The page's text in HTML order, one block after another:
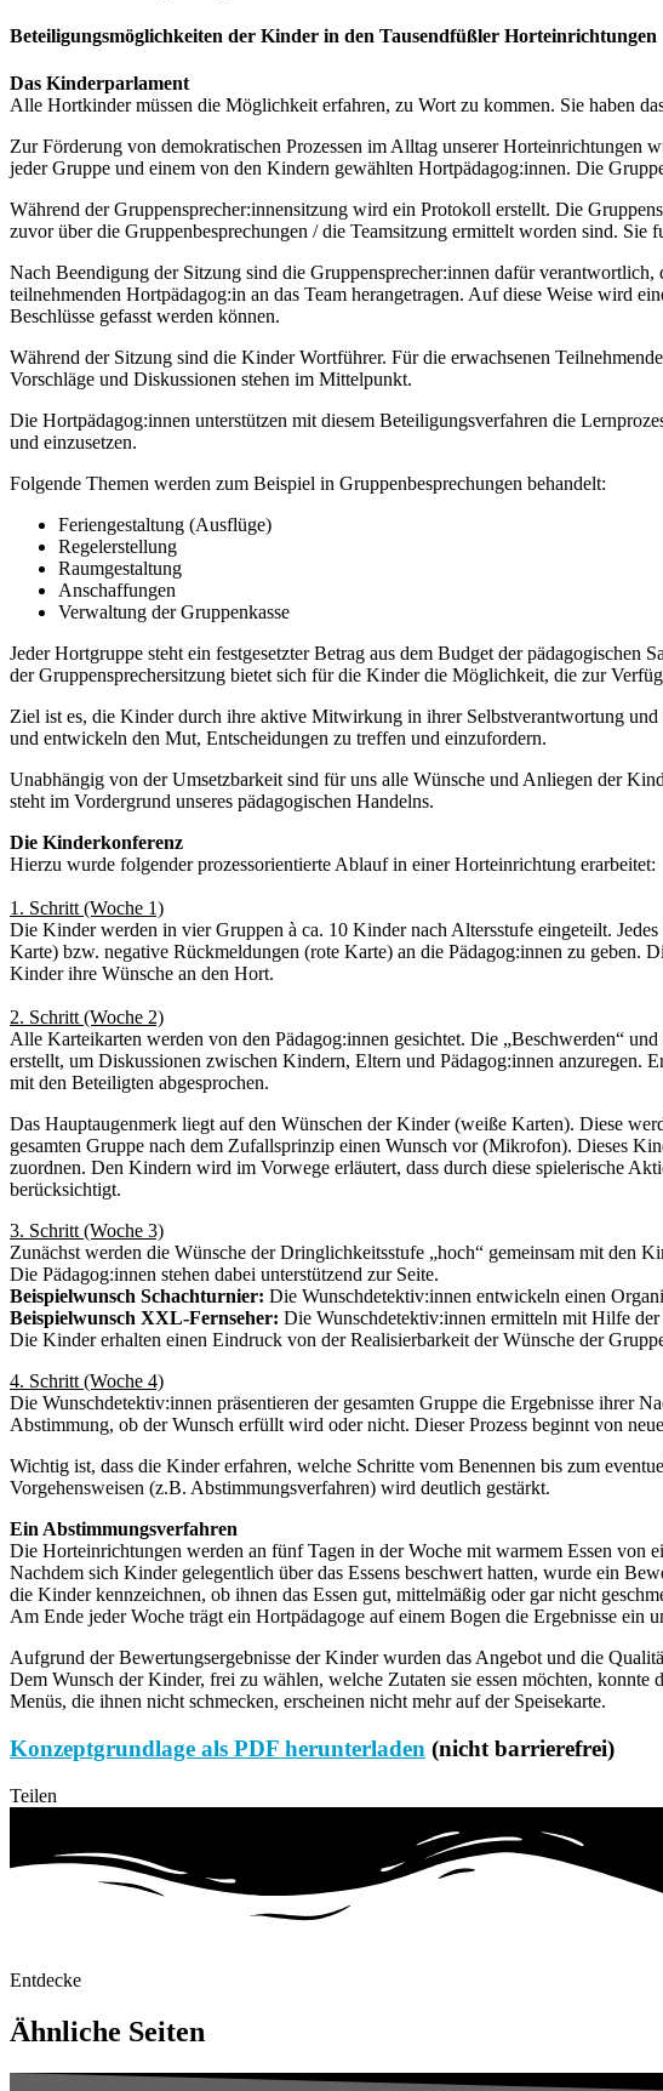
Beteiligungsmöglichkeiten der Kinder in den Tausendfüßler Horteinrichtungen
Das Kinderparlament
Alle Hortkinder müssen die Möglichkeit erfahren, zu Wort zu kommen. Sie haben
Zur Förderung von demokratischen Prozessen im Alltag unserer Horteinrichtungen
jeder Gruppe und einem von den Kindern gewählten Hortpädagog:innen. Die
Während der Gruppensprecher:innensitzung wird ein Protokoll erstellt. Die
zuvor über die Gruppenbesprechungen / die Teamsitzung ermittelt worden sind.
Nach Beendigung der Sitzung sind die Gruppensprecher:innen dafür
teilnehmenden Hortpädagog:in an das Team herangetragen. Auf diese Weise wird
Beschlüsse gefasst werden können.
Während der Sitzung sind die Kinder Wortführer. Für die erwachsenen
Vorschläge und Diskussionen stehen im Mittelpunkt.
Die Hortpädagog:innen unterstützen mit diesem Beteiligungsverfahren die
und einzusetzen.
Folgende Themen werden zum Beispiel in Gruppenbesprechungen behandelt:
Feriengestaltung (Ausflüge)
Regelerstellung
Raumgestaltung
Anschaffungen
Verwaltung der Gruppenkasse
Jeder Hortgruppe steht ein festgesetzter Betrag aus dem Budget der
der Gruppensprechersitzung bietet sich für die Kinder die Möglichkeit, die zur
Ziel ist es, die Kinder durch ihre aktive Mitwirkung in ihrer Selbstverantwortung
und entwickeln den Mut, Entscheidungen zu treffen und einzufordern.
Unabhängig von der Umsetzbarkeit sind für uns alle Wünsche und Anliegen der
steht im Vordergrund unseres pädagogischen Handelns.
Die Kinderkonferenz
Hierzu wurde folgender prozessorientierte Ablauf in einer Horteinrichtung erarbeitet:
1. Schritt (Woche 1)
Die Kinder werden in vier Gruppen à ca. 10 Kinder nach Altersstufe eingeteilt.
Karte) bzw. negative Rückmeldungen (rote Karte) an die Pädagog:innen zu
Kinder ihre Wünsche an den Hort.
2. Schritt (Woche 2)
Alle Karteikarten werden von den Pädagog:innen gesichtet. Die „Beschwerden“
erstellt, um Diskussionen zwischen Kindern, Eltern und Pädagog:innen anzuregen.
mit den Beteiligten abgesprochen.
Das Hauptaugenmerk liegt auf den Wünschen der Kinder (weiße Karten). Diese
gesamten Gruppe nach dem Zufallsprinzip einen Wunsch vor (Mikrofon). Dieses
zuordnen. Den Kindern wird im Vorwege erläutert, dass durch diese spielerische
berücksichtigt.
3. Schritt (Woche 3)
Zunächst werden die Wünsche der Dringlichkeitsstufe „hoch“ gemeinsam mit den
Die Pädagog:innen stehen dabei unterstützend zur Seite.
Beispielwunsch Schachturnier: Die Wunschdetektiv:innen entwickeln einen
Beispielwunsch XXL-Fernseher: Die Wunschdetektiv:innen ermitteln mit Hilfe
Die Kinder erhalten einen Eindruck von der Realisierbarkeit der Wünsche der
4. Schritt (Woche 4)
Die Wunschdetektiv:innen präsentieren der gesamten Gruppe die Ergebnisse ihrer
Abstimmung, ob der Wunsch erfüllt wird oder nicht. Dieser Prozess beginnt von
Wichtig ist, dass die Kinder erfahren, welche Schritte vom Benennen bis zum
Vorgehensweisen (z.B. Abstimmungsverfahren) wird deutlich gestärkt.
Ein Abstimmungsverfahren
Die Horteinrichtungen werden an fünf Tagen in der Woche mit warmem Essen von
Nachdem sich Kinder gelegentlich über das Essens beschwert hatten, wurde ein
die Kinder kennzeichnen, ob ihnen das Essen gut, mittelmäßig oder gar nicht
Am Ende jeder Woche trägt ein Hortpädagoge auf einem Bogen die Ergebnisse ein
Aufgrund der Bewertungsergebnisse der Kinder wurden das Angebot und die
Dem Wunsch der Kinder, frei zu wählen, welche Zutaten sie essen möchten,
Menüs, die ihnen nicht schmecken, erscheinen nicht mehr auf der Speisekarte.
Konzeptgrundlage als PDF herunterladen (nicht barrierefrei)
Teilen
Entdecke
Ähnliche Seiten